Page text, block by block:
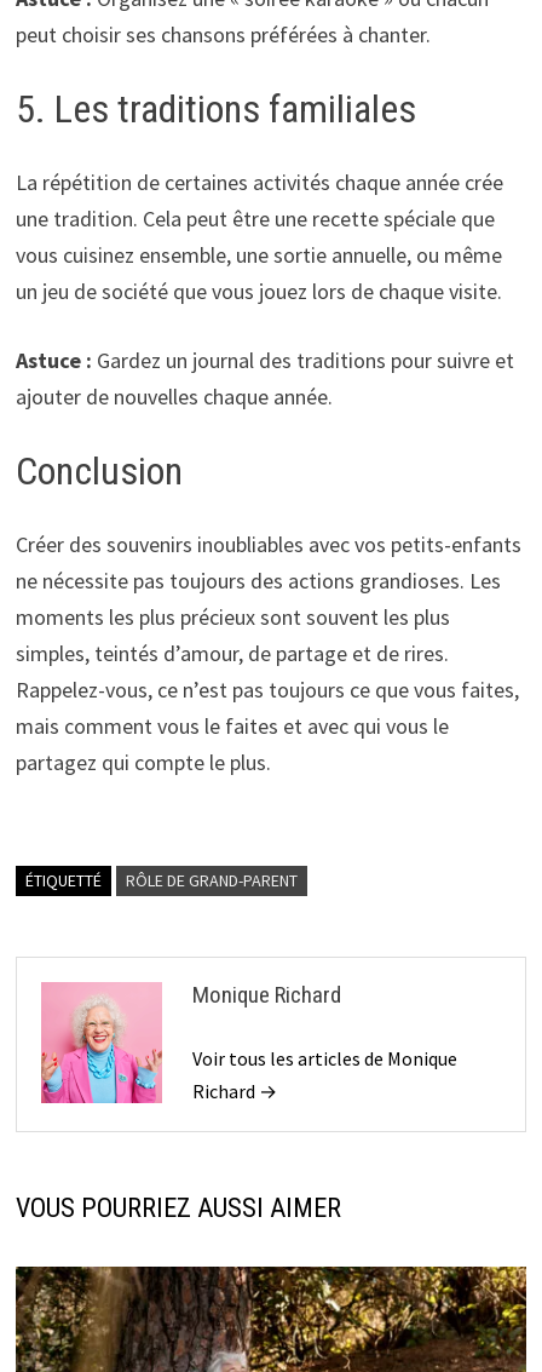
peut choisir ses chansons préférées à chanter.
5. Les traditions familiales
La répétition de certaines activités chaque année crée
une tradition. Cela peut être une recette spéciale que
vous cuisinez ensemble, une sortie annuelle, ou même
un jeu de société que vous jouez lors de chaque visite.
Astuce : Gardez un journal des traditions pour suivre et
ajouter de nouvelles chaque année.
Conclusion
Créer des souvenirs inoubliables avec vos petits-enfants
ne nécessite pas toujours des actions grandioses. Les
moments les plus précieux sont souvent les plus
simples, teintés d’amour, de partage et de rires.
Rappelez-vous, ce n’est pas toujours ce que vous faites,
mais comment vous le faites et avec qui vous le
partagez qui compte le plus.
ÉTIQUETTÉ RÔLE DE GRAND-PARENT
Monique Richard
Voir tous les articles de Monique
Richard →
VOUS POURRIEZ AUSSI AIMER